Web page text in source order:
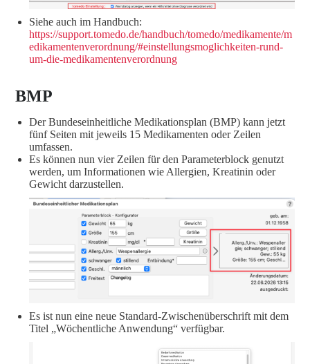
Siehe auch im Handbuch:
https://support.tomedo.de/handbuch/tomedo/medikamente/m
edikamentenverordnung/#einstellungsmoglichkeiten-rund-
um-die-medikamentenverordnung
BMP
Der Bundeseinheitliche Medikationsplan (BMP) kann jetzt
fünf Seiten mit jeweils 15 Medikamenten oder Zeilen
umfassen.
Es können nun vier Zeilen für den Parameterblock genutzt
werden, um Informationen wie Allergien, Kreatinin oder
Gewicht darzustellen.
Es ist nun eine neue Standard-Zwischenüberschrift mit dem
Titel „Wöchentliche Anwendung“ verfügbar.